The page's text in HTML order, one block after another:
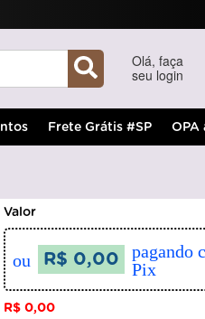
Olá, faça
seu login
Frete Grátis #SP OPA
Valor
ou R$ 0,00
pagando
Pix
R$ 0,00